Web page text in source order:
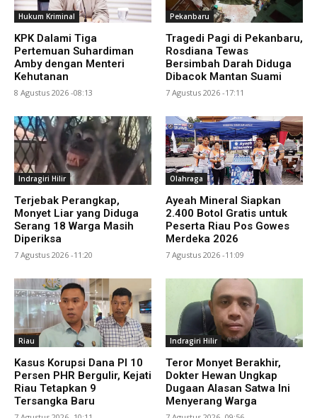
Hukum Kriminal
KPK Dalami Tiga
Pertemuan Suhardiman
Amby dengan Menteri
Kehutanan
8 Agustus 2026 -08:13
Pekanbaru
Tragedi Pagi di Pekanbaru,
Rosdiana Tewas
Bersimbah Darah Diduga
Dibacok Mantan Suami
7 Agustus 2026 -17:11
Indragiri Hilir
Terjebak Perangkap,
Monyet Liar yang Diduga
Serang 18 Warga Masih
Diperiksa
7 Agustus 2026 -11:20
Olahraga
Ayeah Mineral Siapkan
2.400 Botol Gratis untuk
Peserta Riau Pos Gowes
Merdeka 2026
7 Agustus 2026 -11:09
Riau
Kasus Korupsi Dana PI 10
Persen PHR Bergulir, Kejati
Riau Tetapkan 9
Tersangka Baru
Indragiri Hilir
Teror Monyet Berakhir,
Dokter Hewan Ungkap
Dugaan Alasan Satwa Ini
Menyerang Warga